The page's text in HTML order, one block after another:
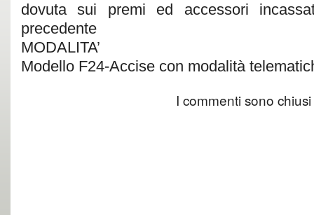
dovuta sui premi ed accessori
precedente
MODALITA’
Modello F24-Accise con modalità
I commenti sono chiusi